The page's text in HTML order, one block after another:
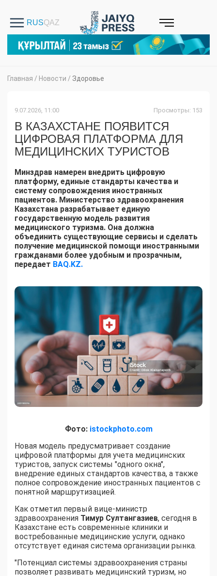
Главная / Новости / Здоровье
9.07.2026, 11:00 Просмотры: 153
В КАЗАХСТАНЕ ПОЯВИТСЯ
ЦИФРОВАЯ ПЛАТФОРМА ДЛЯ
МЕДИЦИНСКИХ ТУРИСТОВ
Минздрав намерен внедрить цифровую
платформу, единые стандарты качества и
систему сопровождения иностранных
пациентов. Министерство здравоохранения
Казахстана разрабатывает единую
государственную модель развития
медицинского туризма. Она должна
объединить существующие сервисы и сделать
получение медицинской помощи иностранными
гражданами более удобным и прозрачным,
передает BAQ.KZ.
Фото:istockphoto.com
Новая модель предусматривает создание
цифровой платформы для учета медицинских
туристов, запуск системы "одного окна",
внедрение единых стандартов качества, а также
полное сопровождение иностранных пациентов с
понятной маршрутизацией.
Как отметил первый вице-министр
здравоохранения Тимур Султангазиев, сегодня в
Казахстане есть современные клиники и
востребованные медицинские услуги, однако
отсутствует единая система организации рынка.
"Потенциал системы здравоохранения страны
позволяет развивать медицинский туризм, но